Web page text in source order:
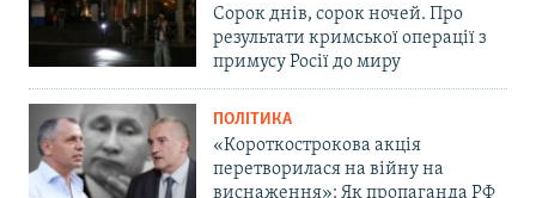
Сорок днів, сорок ночей. Про
результати кримської операції з
примусу Росії до миру
ПОЛІТИКА
«Короткострокова акція
перетворилася на війну на
виснаження»: Як пропаганда РФ